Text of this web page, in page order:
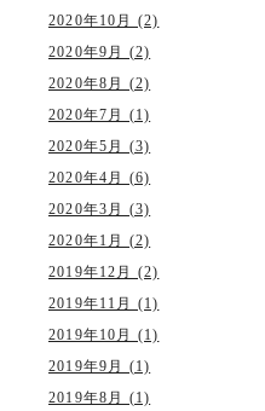
2020年10月 (2)
2020年9月 (2)
2020年8月 (2)
2020年7月 (1)
2020年5月 (3)
2020年4月 (6)
2020年3月 (3)
2020年1月 (2)
2019年12月 (2)
2019年11月 (1)
2019年10月 (1)
2019年9月 (1)
2019年8月 (1)